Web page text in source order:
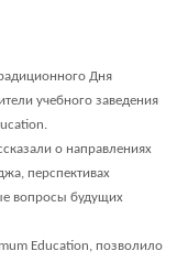
Дня
учебного заведения
о направлениях
перспективах
вопросы будущих
Education, позволило